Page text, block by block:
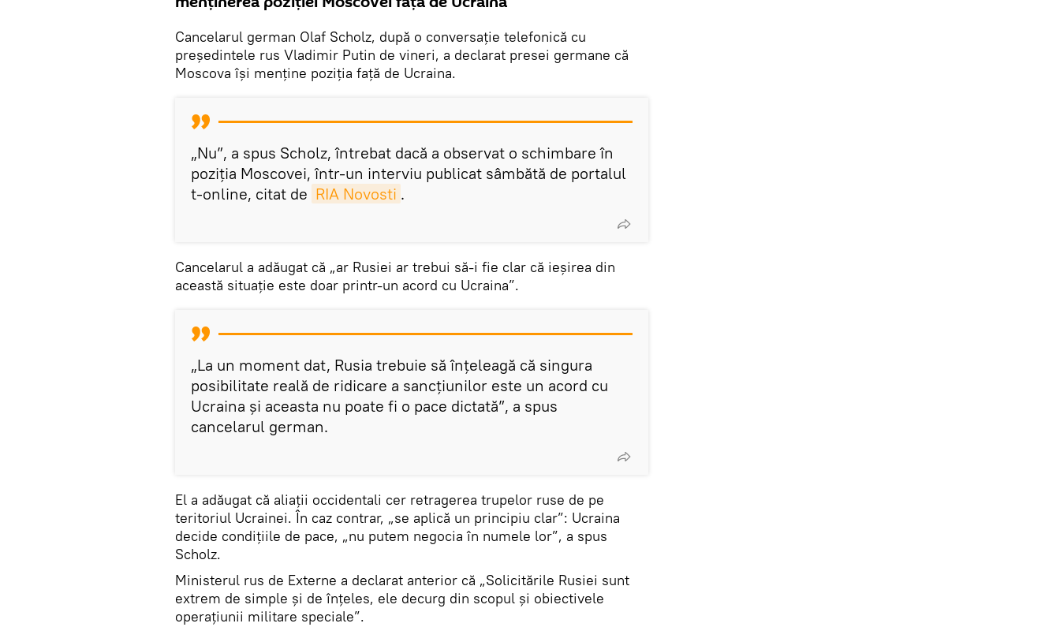
Cancelarul german Olaf Scholz, după o conversație telefonică cu
președintele rus Vladimir Putin de vineri, a declarat presei germane că
Moscova își menține poziția față de Ucraina.
„Nu”, a spus Scholz, întrebat dacă a observat o schimbare în
poziția Moscovei, într-un interviu publicat sâmbătă de portalul
t-online, citat de RIA Novosti .
Cancelarul a adăugat că „ar Rusiei ar trebui să-i fie clar că ieșirea din
această situație este doar printr-un acord cu Ucraina”.
„La un moment dat, Rusia trebuie să înțeleagă că singura
posibilitate reală de ridicare a sancțiunilor este un acord cu
Ucraina și aceasta nu poate fi o pace dictată”, a spus
cancelarul german.
El a adăugat că aliații occidentali cer retragerea trupelor ruse de pe
teritoriul Ucrainei. În caz contrar, „se aplică un principiu clar”: Ucraina
decide condițiile de pace, „nu putem negocia în numele lor”, a spus
Scholz.
Ministerul rus de Externe a declarat anterior că „Solicitările Rusiei sunt
extrem de simple și de înțeles, ele decurg din scopul și obiectivele
operațiunii militare speciale”.